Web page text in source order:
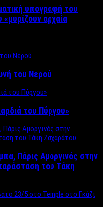
υπογραφή του
αρχαία
του Νερού
του Πύργου»
Πάρις Αμοργινός στην
του Τάκη